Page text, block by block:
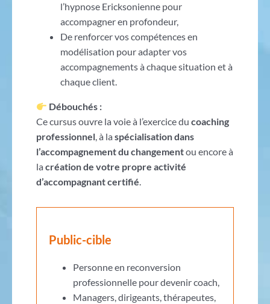
l’hypnose Ericksonienne pour
accompagner en profondeur,
De renforcer vos compétences en
modélisation pour adapter vos
accompagnements à chaque situation et à
chaque client.
Débouchés :
Ce cursus ouvre la voie à l’exercice du coaching
professionnel, à la spécialisation dans
l’accompagnement du changementou encore à
la création de votre propre activité
d’accompagnant certifié.
Public-cible
Personne en reconversion
professionnelle pour devenir coach,
Managers, dirigeants, thérapeutes,